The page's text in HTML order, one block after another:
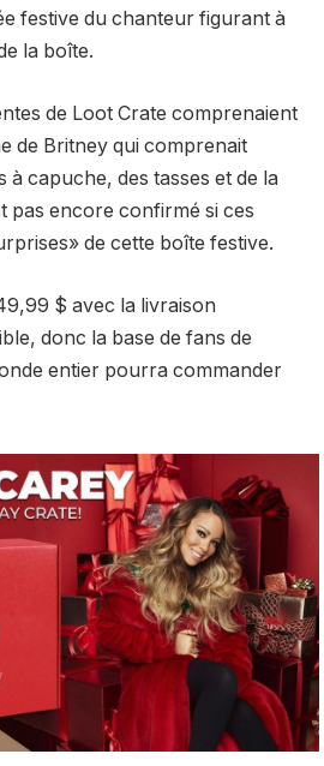
festive du chanteur figurant à
la boîte.
de Loot Crate comprenaient
de Britney qui comprenait
à capuche, des tasses et de la
pas encore confirmé si ces
de cette boîte festive.
$ avec la livraison
donc la base de fans de
entier pourra commander